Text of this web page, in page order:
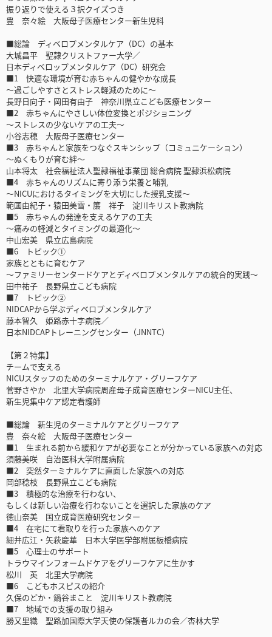
振り返りで使える３択クイズつき
豊 奈々絵 大阪母子医療センター新生児科
■総論 ディベロプメンタルケア（DC）の基本
大城昌平 聖隷クリストファー大学／
日本ディベロップメンタルケア（DC）研究会
■1 快適な環境が育む赤ちゃんの健やかな成長
～過ごしやすさとストレス軽減のために～
長野日向子・岡田有由子 神奈川県立こども医療センター
■2 赤ちゃんにやさしい体位変換とポジショニング
～ストレスの少ないケアの工夫～
小谷志穂 大阪母子医療センター
■3 赤ちゃんと家族をつなぐスキンシップ（コミュニケーション）
～ぬくもりが育む絆～
山本将太 社会福祉法人聖隷福祉事業団 総合病院 聖隷浜松病院
■4 赤ちゃんのリズムに寄り添う栄養と哺乳
～NICUにおけるタイミングを大切にした授乳支援～
範國由紀子・猿田美雪・簾 祥子 淀川キリスト教病院
■5 赤ちゃんの発達を支えるケアの工夫
～痛みの軽減とタイミングの最適化～
中山宏美 県立広島病院
■6 トピック①
家族とともに育むケア
～ファミリーセンタードケアとディベロプメンタルケアの統合的実践～
田中祐子 長野県立こども病院
■7 トピック②
NIDCAPから学ぶディベロプメンタルケア
藤本智久 姫路赤十字病院／
日本NIDCAPトレーニングセンター（JNNTC）
【第２特集】
チームで支える
NICUスタッフのためのターミナルケア・グリーフケア
菅野さやか 北里大学病院周産母子成育医療センターNICU主任、
新生児集中ケア認定看護師
■総論 新生児のターミナルケアとグリーフケア
豊 奈々絵 大阪母子医療センター
■1 生まれる前から緩和ケアが必要なことが分かっている家族への対応
須藤美咲 自治医科大学附属病院
■2 突然ターミナルケアに直面した家族への対応
岡部稔枝 長野県立こども病院
■3 積極的な治療を行わない、
もしくは新しい治療を行わないことを選択した家族のケア
徳山奈美 国立成育医療研究センター
■4 在宅にて看取りを行った家族へのケア
細井広江・矢萩慶華 日本大学医学部附属板橋病院
■5 心理士のサポート
トラウマインフォームドケアをグリーフケアに生かす
松川 英 北里大学病院
■6 こどもホスピスの紹介
久保のどか・鍋谷まこと 淀川キリスト教病院
■7 地域での支援の取り組み
勝又里織 聖路加国際大学天使の保護者ルカの会／杏林大学